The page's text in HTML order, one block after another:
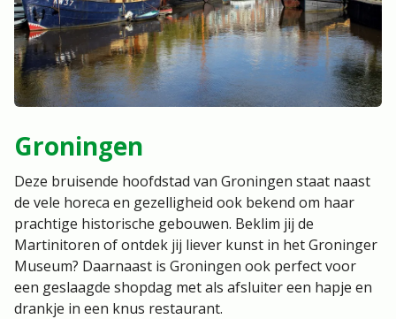
Groningen
Deze bruisende hoofdstad van Groningen staat naast
de vele horeca en gezelligheid ook bekend om haar
prachtige historische gebouwen. Beklim jij de
Martinitoren of ontdek jij liever kunst in het Groninger
Museum? Daarnaast is Groningen ook perfect voor
een geslaagde shopdag met als afsluiter een hapje en
drankje in een knus restaurant.